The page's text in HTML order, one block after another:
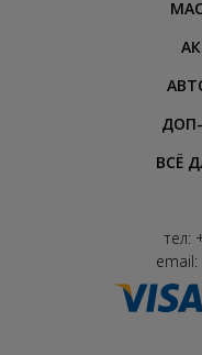
ВСЁ
тел:
email: